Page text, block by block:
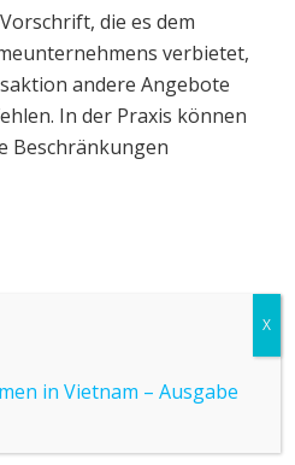
die es dem
verbietet,
andere Angebote
In der Praxis können
Beschränkungen
Angebot üblich, dass
zahlt, falls das Angebot
in Vietnam – Ausgabe